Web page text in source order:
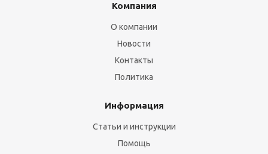
Компания
О компании
Новости
Контакты
Политика
Информация
Статьи и инструкции
Помощь